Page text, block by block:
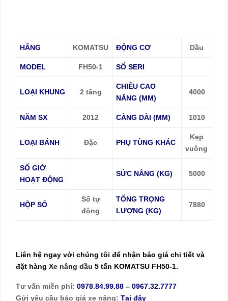
HÃNG KOMATSU ĐỘNG CƠ Dầu
MODEL FH50-1 SỐ SERI
LOẠI KHUNG 2 tầng
CHIỀU CAO
NÂNG (MM)
4000
NĂM SX 2012 CÀNG DÀI (MM) 1010
LOẠI BÁNH Đặc PHỤ TÙNG KHÁC
Kẹp
vuông
SỐ GIỜ
HOẠT ĐỘNG
SỨC NÂNG (KG) 5000
HỘP SỐ
Số tự
động
TỔNG TRỌNG
LƯỢNG (KG)
7880
Liên hệ ngay với chúng tôi để nhận báo giá chi tiết và
đặt hàng Xe nâng dầu 5 tấn KOMATSU FH50-1.
Tư vấn miễn phí: 0978.84.99.88 – 0967.32.7777
Gửi yêu cầu báo giá xe nâng: Tại đây